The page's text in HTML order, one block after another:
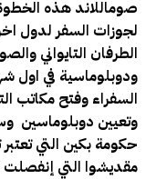
صوماللاند هذه
لجوزات السفر لدول
الطرفان التايواني
ودوبلوماسية في اول
السفراء وفتح مكاتب
وتعيين دوبلوماسين
حكومة بكين التي
مقديشوا التي إنفصلت